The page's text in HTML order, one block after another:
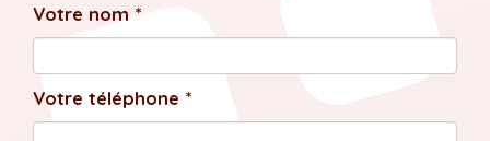
Votre nom *
Votre téléphone *